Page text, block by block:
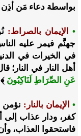
بواسطة دعاء مَن
• الإيمان بالصراط:
جهنَّم فيمر عليه
في الخيرات في
أهل النار في النار؛
عَنِ الصِّرَاطِ لَنَاكِبُونَ
• الإيمان بالنار: نؤمن
كفر، ودار عذاب
فاستحقوا العذاب،